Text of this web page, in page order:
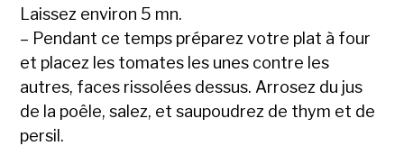
Laissez environ 5 mn.
– Pendant ce temps préparez votre plat à four
et placez les tomates les unes contre les
autres, faces rissolées dessus. Arrosez du jus
de la poêle, salez, et saupoudrez de thym et de
persil.